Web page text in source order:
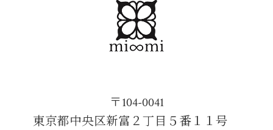
〒104-0041
東京都中央区新富２丁目５番１１号